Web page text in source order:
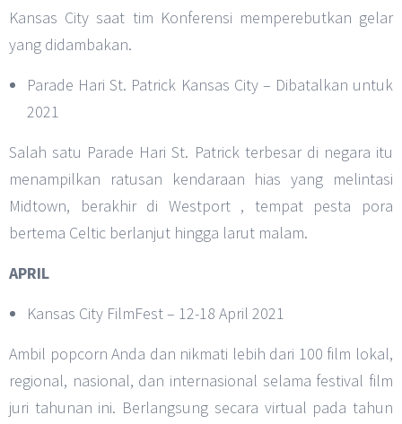
Kansas City saat tim Konferensi memperebutkan gelar
yang didambakan.
Parade Hari St. Patrick Kansas City – Dibatalkan untuk
2021
Salah satu Parade Hari St. Patrick terbesar di negara itu
menampilkan ratusan kendaraan hias yang melintasi
Midtown, berakhir di Westport , tempat pesta pora
bertema Celtic berlanjut hingga larut malam.
APRIL
Kansas City FilmFest – 12-18 April 2021
Ambil popcorn Anda dan nikmati lebih dari 100 film lokal,
regional, nasional, dan internasional selama festival film
juri tahunan ini. Berlangsung secara virtual pada tahun